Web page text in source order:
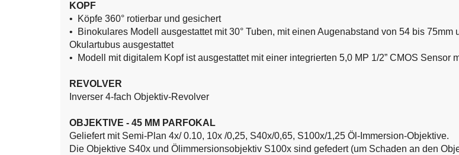
KOPF
•
Köpfe 360° rotierbar und gesichert
•
Binokulares Modell ausgestattet mit 30° Tuben, mit einen Augenabstand von 54 bis
Okulartubus ausgestattet
•
Modell mit digitalem Kopf ist ausgestattet mit einer integrierten 5,0 MP 1/2” CMOS Sensor
REVOLVER
Inverser 4-fach Objektiv-Revolver
OBJEKTIVE - 45 MM PARFOKAL
Geliefert mit Semi-Plan 4x/ 0.10, 10x /0,25, S40x/0,65, S100x/1,25 Öl-Immersion-Objektive.
Die Objektive S40x und Ölimmersionsobjektiv S100x sind gefedert (um Schaden an den